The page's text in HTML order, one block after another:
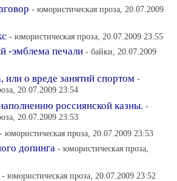
- юмористическая проза, 20.07.2009
- юмористическая проза, 20.07.2009 23:55
-эмблема печали - байки, 20.07.2009
или о вреде занятий спортом -
20.07.2009 23:54
россиянской казны. -
20.07.2009 23:53
- юмористическая проза, 20.07.2009 23:53
допинга - юмористическая проза,
- юмористическая проза, 20.07.2009 23:52